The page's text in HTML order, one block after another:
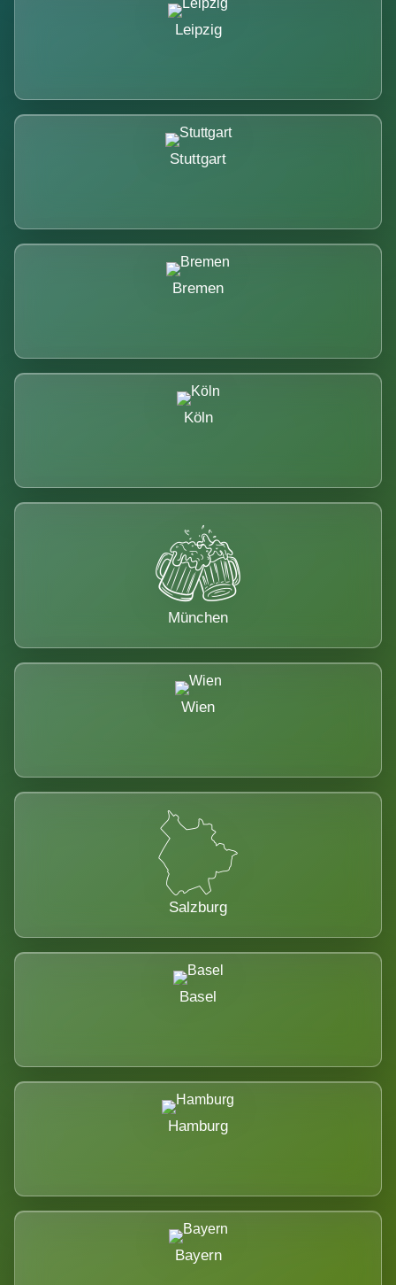
Leipzig
Stuttgart
Bremen
Köln
München
Wien
Salzburg
Basel
Hamburg
Bayern